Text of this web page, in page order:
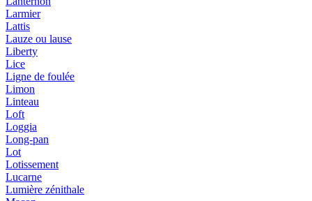
Larmier
Lattis
Lauze ou lause
Liberty
Lice
Ligne de foulée
Limon
Linteau
Loft
Loggia
Long-pan
Lot
Lotissement
Lucarne
Lumière zénithale